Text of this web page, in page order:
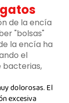
de la encía
"bolsas"
la encía ha
el
bacterias,
dolorosas. El
excesiva